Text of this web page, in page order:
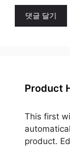
Product
This first
product.